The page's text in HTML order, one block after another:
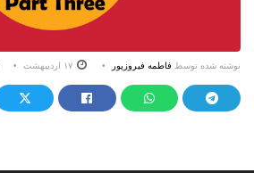
نوشته شده توسط فاطمه فیروزپور